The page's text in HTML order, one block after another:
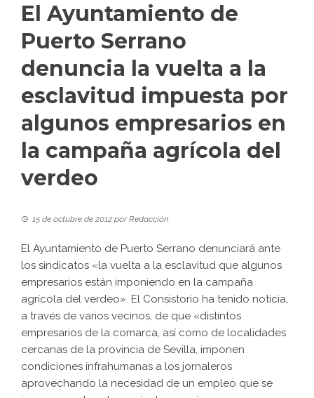
El Ayuntamiento de
Puerto Serrano
denuncia la vuelta a la
esclavitud impuesta por
algunos empresarios en
la campaña agrícola del
verdeo
15 de octubre de 2012 porRedacción
El Ayuntamiento de Puerto Serrano denunciará ante
los sindicatos «la vuelta a la esclavitud que algunos
empresarios están imponiendo en la campaña
agrícola del verdeo». El Consistorio ha tenido noticia,
a través de varios vecinos, de que «distintos
empresarios de la comarca, así como de localidades
cercanas de la provincia de Sevilla, imponen
condiciones infrahumanas a los jornaleros
aprovechando la necesidad de un empleo que se